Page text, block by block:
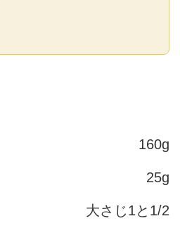
160g
25g
大さじ1と1/2